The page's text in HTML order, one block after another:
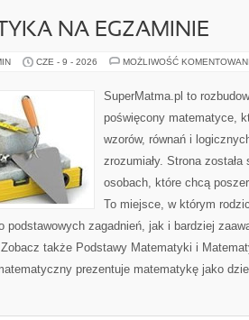
NA EGZAMINIE
CZE - 9 - 2026 MOŻLIWOŚĆ
SuperMatma.pl to
poświęcony matematyce,
wzorów, równań i
zrozumiały. Strona
osobach, które chcą
To miejsce, w którym
podstawowych zagadnień, jak i bardziej
także Podstawy Matematyki i
prezentuje matematykę jako